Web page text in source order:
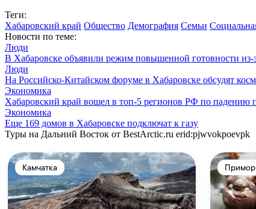
Теги:
Хабаровский край Общество Демография Семьи
Новости по теме:
Люди
В Хабаровске объявили режим повышенной готовности
Люди
На Российско-Китайском форуме в Хабаровске обсудят
Экономика
Хабаровский край вошел в топ-5 регионов РФ по падению
Экономика
Еще 169 домов в Хабаровске подключат к газу
Туры на Дальний Восток от BestArctic.ru erid:pjwvokpoevpk